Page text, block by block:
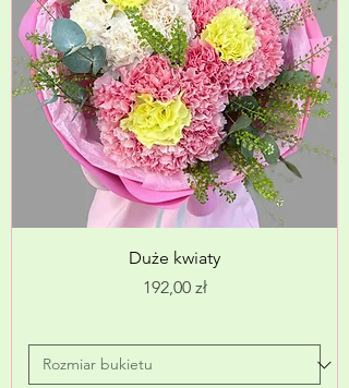
Duże kwiaty
Cena
192,00 zł